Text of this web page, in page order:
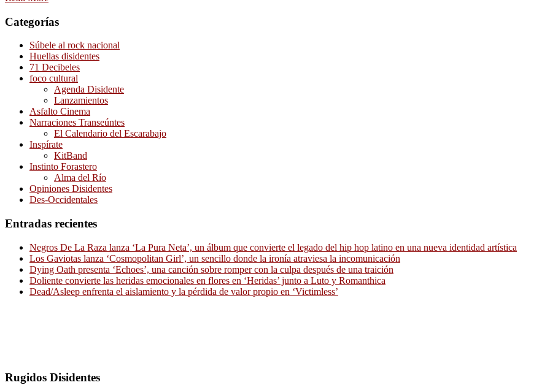
Categorías
Súbele al rock nacional
Huellas disidentes
71 Decibeles
foco cultural
Agenda Disidente
Lanzamientos
Asfalto Cinema
Narraciones Transeúntes
El Calendario del Escarabajo
Inspírate
KitBand
Instinto Forastero
Alma del Río
Opiniones Disidentes
Des-Occidentales
Entradas recientes
Negros De La Raza lanza ‘La Pura Neta’, un álbum que convierte el legado del hip hop latino en una nueva identidad artística
Los Gaviotas lanza ‘Cosmopolitan Girl’, un sencillo donde la ironía atraviesa la incomunicación
Dying Oath presenta ‘Echoes’, una canción sobre romper con la culpa después de una traición
Doliente convierte las heridas emocionales en flores en ‘Heridas’ junto a Luto y Romanthica
Dead/Asleep enfrenta el aislamiento y la pérdida de valor propio en ‘Victimless’
Rugidos Disidentes